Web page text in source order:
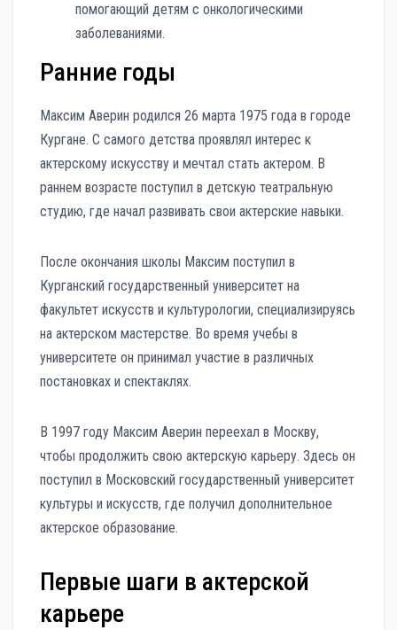
помогающий детям с онкологическими
заболеваниями.
Ранние годы
Максим Аверин родился 26 марта 1975 года в городе
Кургане. С самого детства проявлял интерес к
актерскому искусству и мечтал стать актером. В
раннем возрасте поступил в детскую театральную
студию, где начал развивать свои актерские навыки.
После окончания школы Максим поступил в
Курганский государственный университет на
факультет искусств и культурологии, специализируясь
на актерском мастерстве. Во время учебы в
университете он принимал участие в различных
постановках и спектаклях.
В 1997 году Максим Аверин переехал в Москву,
чтобы продолжить свою актерскую карьеру. Здесь он
поступил в Московский государственный университет
культуры и искусств, где получил дополнительное
актерское образование.
Первые шаги в актерской
карьере